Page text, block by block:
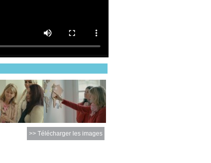
>> Télécharger les images